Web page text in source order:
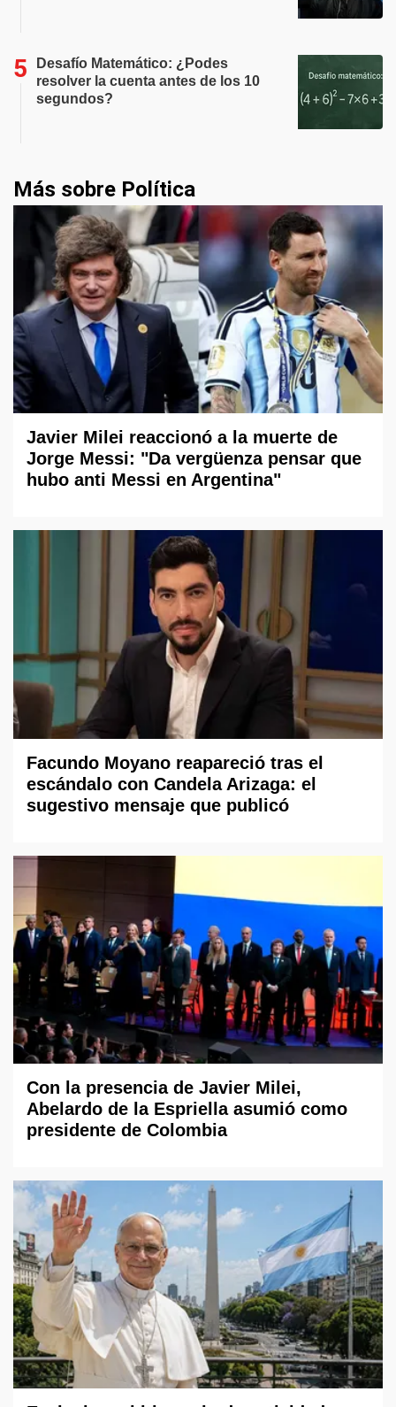
Desafío Matemático: ¿Podes
resolver la cuenta antes de los 10
segundos?
Más sobre Política
Javier Milei reaccionó a la muerte de
Jorge Messi: "Da vergüenza pensar que
hubo anti Messi en Argentina"
Facundo Moyano reapareció tras el
escándalo con Candela Arizaga: el
sugestivo mensaje que publicó
Con la presencia de Javier Milei,
Abelardo de la Espriella asumió como
presidente de Colombia